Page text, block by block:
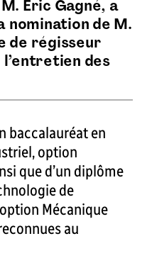
Éric Gagné, a
nomination de M.
de régisseur
des
baccalauréat en
option
que d’un diplôme
de
Mécanique
au